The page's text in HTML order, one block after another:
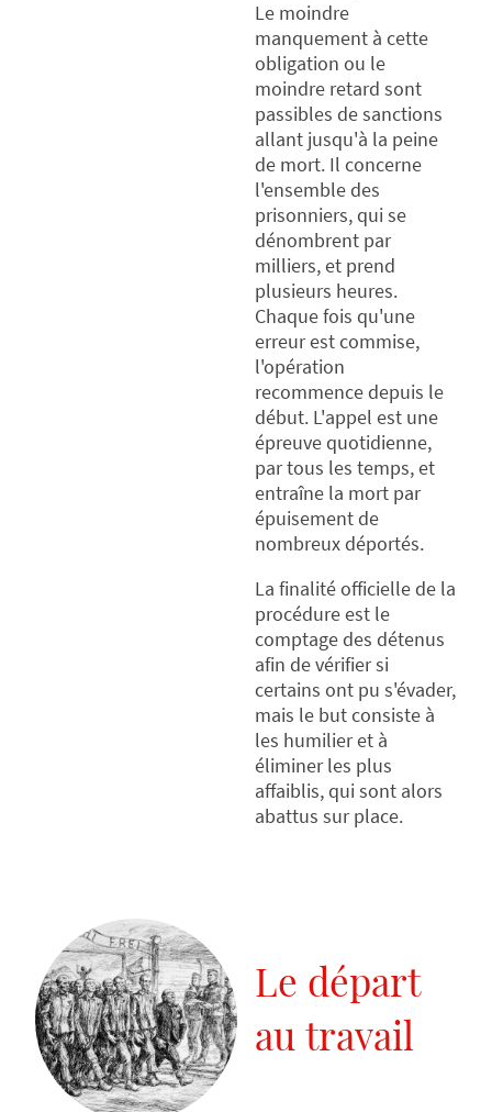
Le moindre
manquement à cette
obligation ou le
moindre retard sont
passibles de sanctions
allant jusqu'à la peine
de mort. Il concerne
l'ensemble des
prisonniers, qui se
dénombrent par
milliers, et prend
plusieurs heures.
Chaque fois qu'une
erreur est commise,
l'opération
recommence depuis le
début. L'appel est une
épreuve quotidienne,
par tous les temps, et
entraîne la mort par
épuisement de
nombreux déportés.
La finalité officielle de la
procédure est le
comptage des détenus
afin de vérifier si
certains ont pu s'évader,
mais le but consiste à
les humilier et à
éliminer les plus
affaiblis, qui sont alors
abattus sur place.
Le départ
au travail